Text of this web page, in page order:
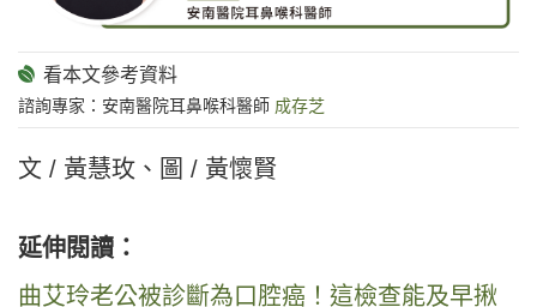
諮詢專家：安南醫院耳鼻喉科醫師 成存芝
文 / 黃慧玫、圖 / 黃懷賢
延伸閱讀：
曲艾玲老公被診斷為口腔癌！這檢查能及早揪